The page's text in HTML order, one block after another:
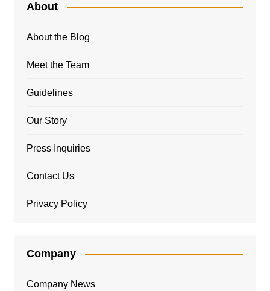
About
About the Blog
Meet the Team
Guidelines
Our Story
Press Inquiries
Contact Us
Privacy Policy
Company
Company News